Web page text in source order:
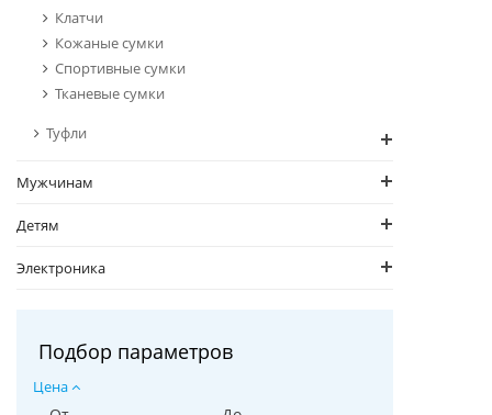
Клатчи
Кожаные сумки
Спортивные сумки
Тканевые сумки
Туфли
Мужчинам
Детям
Электроника
Подбор параметров
Цена